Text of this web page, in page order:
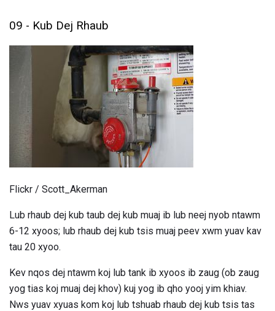
09 - Kub Dej Rhaub
Flickr / Scott_Akerman
Lub rhaub dej kub taub dej kub muaj ib lub neej nyob ntawm
6-12 xyoos; lub rhaub dej kub tsis muaj peev xwm yuav kav
tau 20 xyoo.
Kev nqos dej ntawm koj lub tank ib xyoos ib zaug (ob zaug
yog tias koj muaj dej khov) kuj yog ib qho yooj yim khiav.
Nws yuav xyuas kom koj lub tshuab rhaub dej kub tsis tas